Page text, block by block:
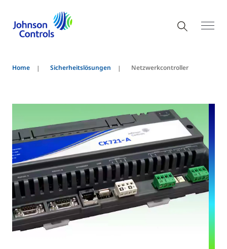
Home Sicherheitslösungen Netzwerkcontroller